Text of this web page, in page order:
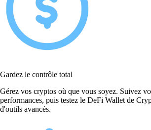
Gardez le contrôle total
Gérez vos cryptos où que vous soyez. Suivez
performances, puis testez le DeFi Wallet de
d'outils avancés.